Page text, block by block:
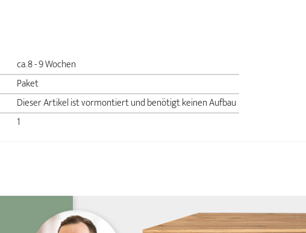
ca. 8 - 9 Wochen
Paket
Dieser Artikel ist vormontiert und benötigt keinen Aufbau
1